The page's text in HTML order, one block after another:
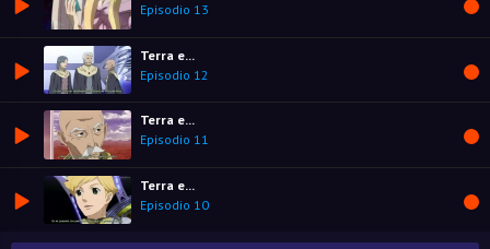
Episodio 13
Terra e...
Episodio 12
Terra e...
Episodio 11
Terra e...
Episodio 10